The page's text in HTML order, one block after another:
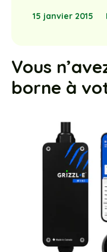
15 janvier 2015
Vous
borne à